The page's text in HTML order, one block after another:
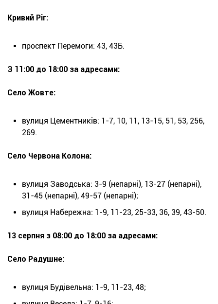
Кривий Ріг:
проспект Перемоги: 43, 43Б.
З 11:00 до 18:00 за адресами:
Село Жовте:
вулиця Цементників: 1-7, 10, 11, 13-15, 51, 53, 256,
269.
Село Червона Колона:
вулиця Заводська: 3-9 (непарні), 13-27 (непарні),
31-45 (непарні), 49-57 (непарні);
вулиця Набережна: 1-9, 11-23, 25-33, 36, 39, 43-50.
13 серпня з 08:00 до 18:00 за адресами:
Село Радушне:
вулиця Будівельна: 1-9, 11-23, 48;